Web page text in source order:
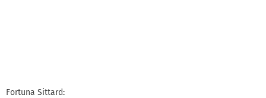
Fortuna Sittard: